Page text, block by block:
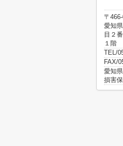
〒
愛知
目２
１階
TEL/
FAX/
愛知
損害